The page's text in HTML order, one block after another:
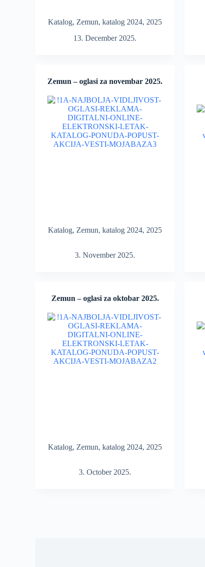
Katalog, Zemun, katalog 2024, 2025
13. December 2025.
Zemun – oglasi za novembar 2025.
Katalog, Zemun, katalog 2024, 2025
3. November 2025.
Zemun – oglasi za oktobar 2025.
Katalog, Zemun, katalog 2024, 2025
3. October 2025.